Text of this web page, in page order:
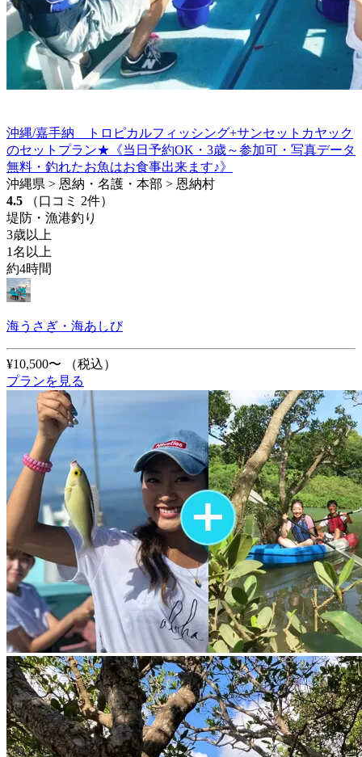
沖縄/嘉手納 トロピカルフィッシング+サンセットカヤック
のセットプラン★《当日予約OK・3歳～参加可・写真データ
無料・釣れたお魚はお食事出来ます♪》
沖縄県 > 恩納・名護・本部 > 恩納村
4.5
（口コミ 2件）
堤防・漁港釣り
3歳以上
1名以上
約4時間
海うさぎ・海あしび
¥10,500〜
（税込）
プランを見る